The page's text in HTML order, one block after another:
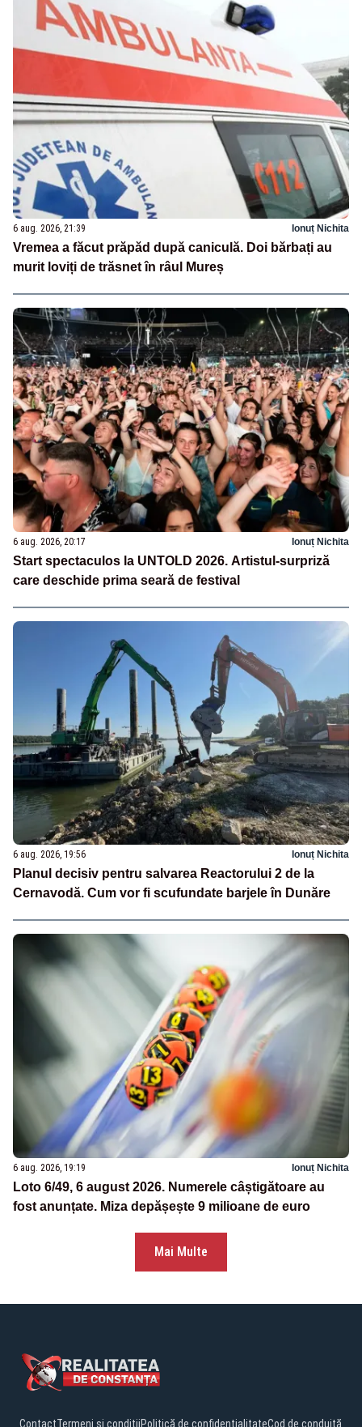
6 aug. 2026, 21:39 Ionuț Nichita
Vremea a făcut prăpăd după caniculă. Doi bărbați au
murit loviți de trăsnet în râul Mureș
6 aug. 2026, 20:17 Ionuț Nichita
Start spectaculos la UNTOLD 2026. Artistul-surpriză
care deschide prima seară de festival
6 aug. 2026, 19:56 Ionuț Nichita
Planul decisiv pentru salvarea Reactorului 2 de la
Cernavodă. Cum vor fi scufundate barjele în Dunăre
6 aug. 2026, 19:19 Ionuț Nichita
Loto 6/49, 6 august 2026. Numerele câștigătoare au
fost anunțate. Miza depășește 9 milioane de euro
Mai Multe
ContactTermeni și condițiiPolitică de confidențialitateCod de conduită